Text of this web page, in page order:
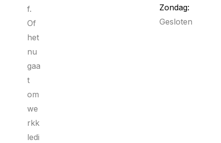
f.
Of
het
nu
gaa
t
om
we
rkk
ledi
Zondag:
Gesloten